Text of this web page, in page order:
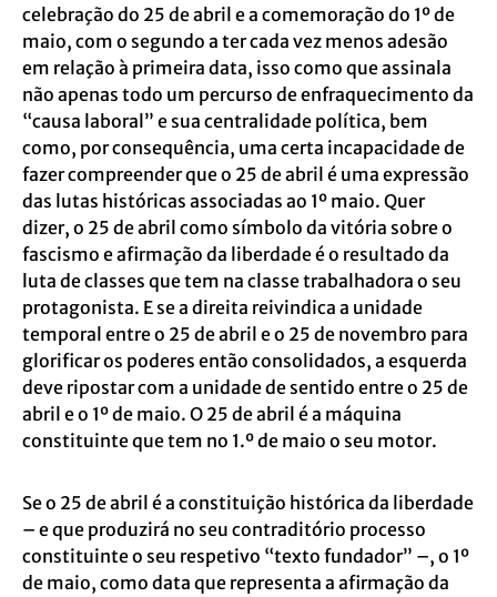
celebração do 25 de abril e a comemoração do 1º de
maio, com o segundo a ter cada vez menos adesão
em relação à primeira data, isso como que assinala
não apenas todo um percurso de enfraquecimento da
“causa laboral” e sua centralidade política, bem
como, por consequência, uma certa incapacidade de
fazer compreender que o 25 de abril é uma expressão
das lutas históricas associadas ao 1º maio. Quer
dizer, o 25 de abril como símbolo da vitória sobre o
fascismo e afirmação da liberdade é o resultado da
luta de classes que tem na classe trabalhadora o seu
protagonista. E se a direita reivindica a unidade
temporal entre o 25 de abril e o 25 de novembro para
glorificar os poderes então consolidados, a esquerda
deve ripostar com a unidade de sentido entre o 25 de
abril e o 1º de maio. O 25 de abril é a máquina
constituinte que tem no 1.º de maio o seu motor.
Se o 25 de abril é a constituição histórica da liberdade
– e que produzirá no seu contraditório processo
constituinte o seu respetivo “texto fundador” –, o 1º
de maio, como data que representa a afirmação da